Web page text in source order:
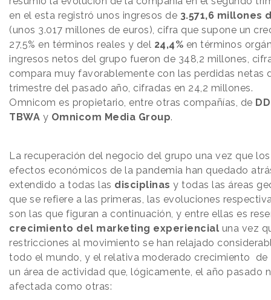
en el esta registró unos ingresos de 3.571,6 millones
(unos 3.017 millones de euros), cifra que supone un
27,5% en términos reales y del 24,4% en términos
ingresos netos del grupo fueron de 348,2 millones,
compara muy favorablemente con las perdidas netas
trimestre del pasado año, cifradas en 24,2 millones.
Omnicom es propietario, entre otras compañías, de
TBWA y Omnicom Media Group.
La recuperación del negocio del grupo una vez que
efectos económicos de la pandemia han quedado
extendido a todas las disciplinas y todas las áreas
que se refiere a las primeras, las evoluciones
son las que figuran a continuación, y entre ellas es
crecimiento del marketing experiencial una vez
restricciones al movimiento se han relajado
todo el mundo, y el relativa moderado crecimiento de
un área de actividad que, lógicamente, el año pasado
afectada como otras: